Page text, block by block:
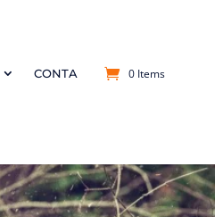
CONTA 0 Items